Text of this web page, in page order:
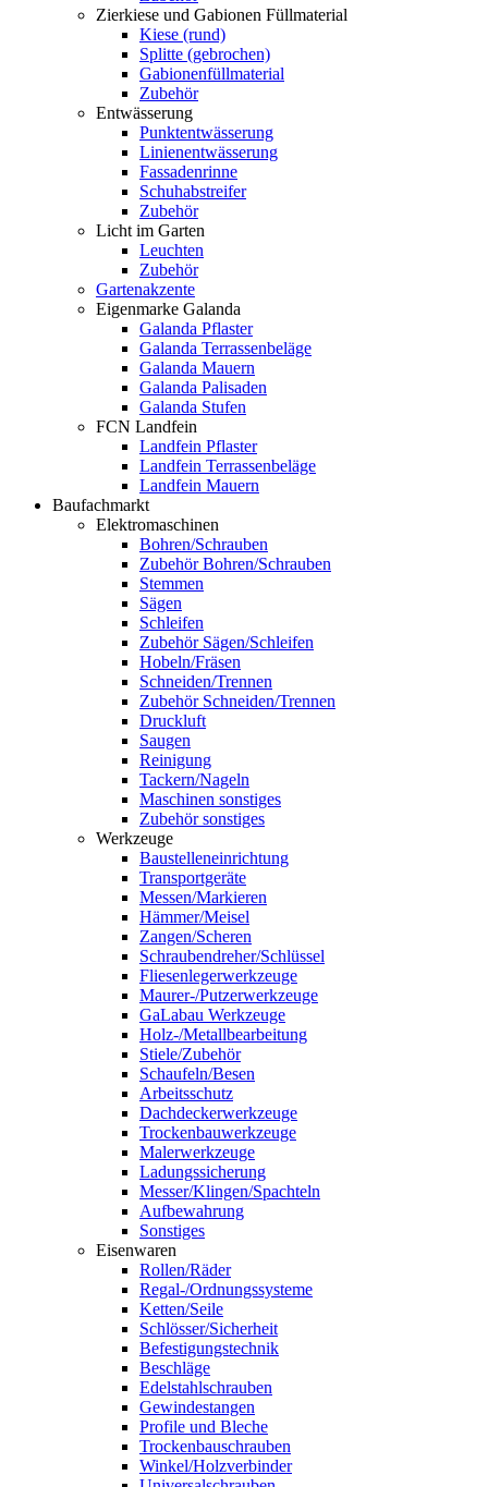
Zierkiese und Gabionen Füllmaterial
Kiese (rund)
Splitte (gebrochen)
Gabionenfüllmaterial
Zubehör
Entwässerung
Punktentwässerung
Linienentwässerung
Fassadenrinne
Schuhabstreifer
Zubehör
Licht im Garten
Leuchten
Zubehör
Gartenakzente
Eigenmarke Galanda
Galanda Pflaster
Galanda Terrassenbeläge
Galanda Mauern
Galanda Palisaden
Galanda Stufen
FCN Landfein
Landfein Pflaster
Landfein Terrassenbeläge
Landfein Mauern
Baufachmarkt
Elektromaschinen
Bohren/Schrauben
Zubehör Bohren/Schrauben
Stemmen
Sägen
Schleifen
Zubehör Sägen/Schleifen
Hobeln/Fräsen
Schneiden/Trennen
Zubehör Schneiden/Trennen
Druckluft
Saugen
Reinigung
Tackern/Nageln
Maschinen sonstiges
Zubehör sonstiges
Werkzeuge
Baustelleneinrichtung
Transportgeräte
Messen/Markieren
Hämmer/Meisel
Zangen/Scheren
Schraubendreher/Schlüssel
Fliesenlegerwerkzeuge
Maurer-/Putzerwerkzeuge
GaLabau Werkzeuge
Holz-/Metallbearbeitung
Stiele/Zubehör
Schaufeln/Besen
Arbeitsschutz
Dachdeckerwerkzeuge
Trockenbauwerkzeuge
Malerwerkzeuge
Ladungssicherung
Messer/Klingen/Spachteln
Aufbewahrung
Sonstiges
Eisenwaren
Rollen/Räder
Regal-/Ordnungssysteme
Ketten/Seile
Schlösser/Sicherheit
Befestigungstechnik
Beschläge
Edelstahlschrauben
Gewindestangen
Profile und Bleche
Trockenbauschrauben
Winkel/Holzverbinder